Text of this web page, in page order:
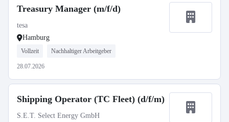
Treasury Manager (m/f/d)
tesa
Hamburg
Vollzeit Nachhaltiger Arbeitgeber
28.07.2026
Shipping Operator (TC Fleet) (d/f/m)
S.E.T. Select Energy GmbH